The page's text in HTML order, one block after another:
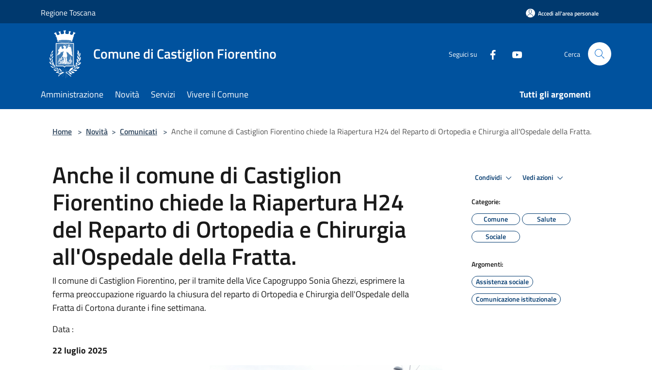
Regione Toscana Accedi all'area personale
Comune di Castiglion Fiorentino Seguici su Cerca
Amministrazione Novità Servizi Vivere il Comune Tutti gli argomenti
Home > Novità > Comunicati > Anche il comune di Castiglion Fiorentino chiede la Riapertura H24 del Reparto di Ortopedia e Chirurgia all'Ospedale della Fratta.
Anche il comune di Castiglion
Fiorentino chiede la Riapertura H24
del Reparto di Ortopedia e Chirurgia
all'Ospedale della Fratta.
Il comune di Castiglion Fiorentino, per il tramite della Vice Capogruppo Sonia Ghezzi, esprimere la
ferma preoccupazione riguardo la chiusura del reparto di Ortopedia e Chirurgia dell'Ospedale della
Fratta di Cortona durante i fine settimana.
Data :
22 luglio 2025
Condividi Vedi azioni
Categorie:
Comune
Salute
Sociale
Argomenti:
Assistenza sociale
Comunicazione istituzionale